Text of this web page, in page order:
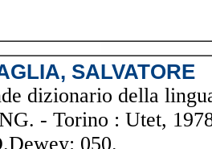
SALVATORE
dizionario della
- Torino : Utet,
050.